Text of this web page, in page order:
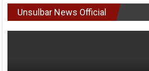
Unsulbar News Official